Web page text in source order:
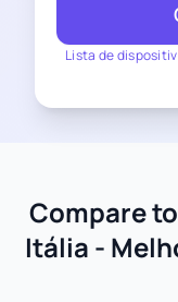
Lista de
Compare
Itália -